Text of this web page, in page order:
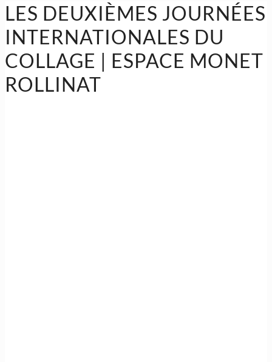
LES DEUXIÈMES JOURNÉES
INTERNATIONALES DU
COLLAGE | ESPACE MONET
ROLLINAT